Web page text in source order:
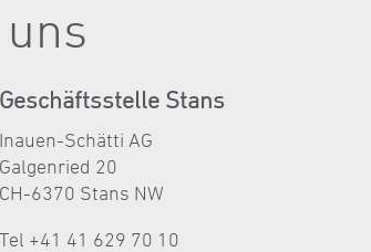
Geschäftsstelle Stans
Inauen-Schätti AG
Galgenried 20
CH-6370 Stans NW
Tel +41 41 629 70 10